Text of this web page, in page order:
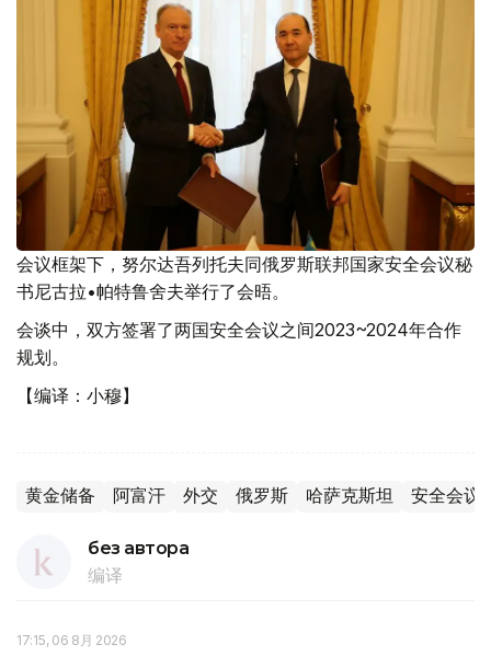
会议框架下，努尔达吾列托夫同俄罗斯联邦国家安全会议秘
书尼古拉•帕特鲁舍夫举行了会晤。
会谈中，双方签署了两国安全会议之间2023~2024年合作
规划。
【编译：小穆】
黄金储备 阿富汗 外交 俄罗斯 哈萨克斯坦 安全会议
без автора
编译
17:15, 06 8月 2026